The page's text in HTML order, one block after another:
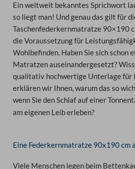
Ein weltweit bekanntes Sprichwort
so liegt man! Und genau das gilt für
Taschenfederkernmatratze 90×190
die Voraussetzung für
Wohlbefinden. Haben Sie sich schon
Matratzen auseinandergesetzt?
qualitativ hochwertige Unterlage für
erklären wir Ihnen, warum das so
wenn Sie den Schlaf auf einer
am eigenen Leib erleben?
Eine Federkernmatratze 90x190 cm
Viele Menschen legen beim